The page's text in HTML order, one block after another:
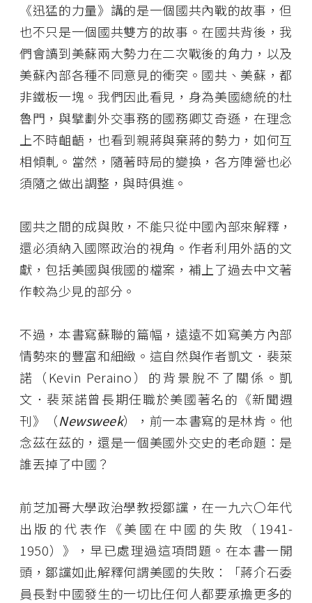
《迅猛的力量》講的是一個國共內戰的故事，但
也不只是一個國共雙方的故事。在國共背後，我
們會讀到美蘇兩大勢力在二次戰後的角力，以及
美蘇內部各種不同意見的衝突。國共、美蘇，都
非鐵板一塊。我們因此看見，身為美國總統的杜
魯門，與擘劃外交事務的國務卿艾奇遜，在理念
上不時齟齬，也看到親蔣與棄蔣的勢力，如何互
相傾軋。當然，隨著時局的變換，各方陣營也必
須隨之做出調整，與時俱進。
國共之間的成與敗，不能只從中國內部來解釋，
還必須納入國際政治的視角。作者利用外語的文
獻，包括美國與俄國的檔案，補上了過去中文著
作較為少見的部分。
不過，本書寫蘇聯的篇幅，遠遠不如寫美方內部
情勢來的豐富和細緻。這自然與作者凱文．裴萊
諾（Kevin Peraino）的背景脫不了關係。凱
文．裴萊諾曾長期任職於美國著名的《新聞週
刊》（Newsweek），前一本書寫的是林肯。他
念茲在茲的，還是一個美國外交史的老命題：是
誰丟掉了中國？
前芝加哥大學政治學教授鄒讜，在一九六〇年代
出版的代表作《美國在中國的失敗（1941-
1950）》，早已處理過這項問題。在本書一開
頭，鄒讜如此解釋何謂美國的失敗：「蔣介石委
員長對中國發生的一切比任何人都要承擔更多的